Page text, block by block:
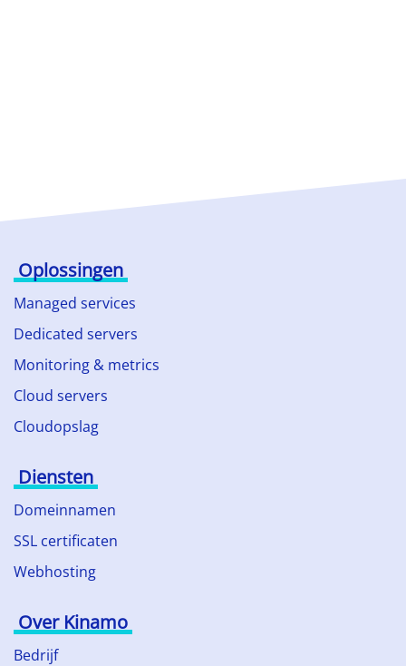
Oplossingen
Managed services
Dedicated servers
Monitoring & metrics
Cloud servers
Cloudopslag
Diensten
Domeinnamen
SSL certificaten
Webhosting
Over Kinamo
Bedrijf